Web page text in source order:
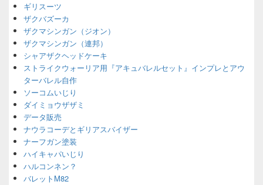
ギリスーツ
ザクバズーカ
ザクマシンガン（ジオン）
ザクマシンガン（連邦）
シャアザクヘッドケーキ
ストライクウォーリア用『アキュバレルセット』インプレとアウ
ターバレル自作
ソーコムいじり
ダイミョウザザミ
データ販売
ナウラコーデとギリアスバイザー
ナーフガン塗装
ハイキャパいじり
ハルコンネン？
バレットM82